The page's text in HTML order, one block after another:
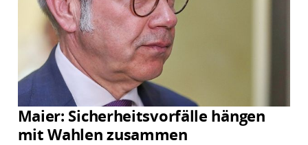
Maier: Sicherheitsvorfälle hängen
mit Wahlen zusammen